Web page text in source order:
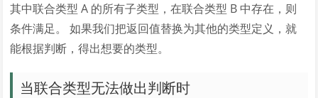
其中联合类型 A 的所有子类型，在联合类型 B 中存在，则
条件满足。 如果我们把返回值替换为其他的类型定义，就
能根据判断，得出想要的类型。
当联合类型无法做出判断时